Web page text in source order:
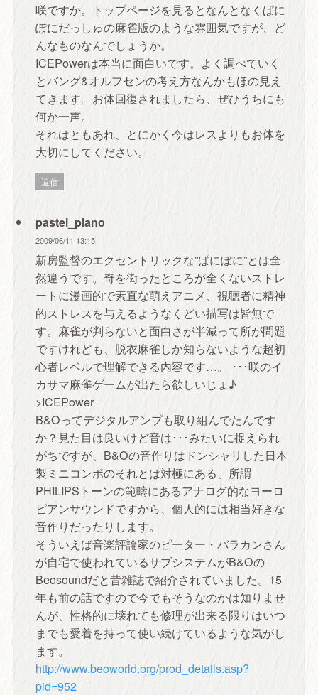
咲ですか。トップページを見るとなんとなくぱに
ぽにだっしゅの麻雀版のような雰囲気ですが、ど
んなものなんでしょうか。
ICEPowerは本当に面白いです。よく調べていく
とバング&オルフセンの考え方なんかもほの見え
てきます。お体回復されましたら、ぜひうちにも
何か一声。
それはともあれ、とにかく今はレスよりもお体を
大切にしてください。
返信
pastel_piano
2009/06/11 13:15
新房監督のエクセントリックな”ぱにぽに”とは全
然違うです。奇を衒ったところが全くないストレ
ートに漫画的で素直な萌えアニメ、視聴者に精神
的ストレスを与えるようなくどい描写は皆無で
す。麻雀が判らないと面白さが半減って所が問題
ですけれども、脱衣麻雀しか知らないような超初
心者レベルで理解できる内容です…。 ･･･咲のイ
カサマ麻雀ゲームが出たら欲しいじょ♪
>ICEPower
B&Oってデジタルアンプも取り組んでたんです
か？見た目は良いけど音は･･･みたいに捉えられ
がちですが、B&Oの音作りはドンシャリした日本
製ミニコンポのそれとは対極にある、所謂
PHILIPSトーンの範疇にあるアナログ的なヨーロ
ピアンサウンドですから、個人的には相当好きな
音作りだったりします。
そういえば音楽評論家のピーター・バラカンさん
が自宅で使われているサブシステムがB&Oの
Beosoundだと昔雑誌で紹介されていました。15
年も前の話ですので今でもそうなのかは知りませ
んが、性格的に壊れても修理が出来る限りはいつ
までも愛着を持って使い続けているような気がし
ます。
http://www.beoworld.org/prod_details.asp?
pid=952